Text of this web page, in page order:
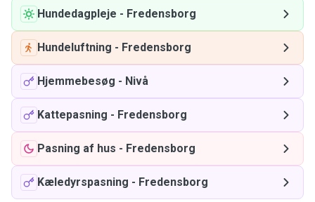
Hundedagpleje - Fredensborg
Hundeluftning - Fredensborg
Hjemmebesøg - Nivå
Kattepasning - Fredensborg
Pasning af hus - Fredensborg
Kæledyrspasning - Fredensborg